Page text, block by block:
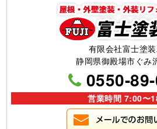
有限会社富士塗
静岡県御殿場市ぐみ
0550-
営業時間 7:00〜